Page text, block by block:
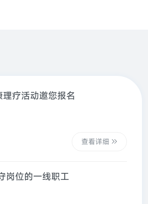
疗活动邀您报名
查看详细
岗位的一线职工